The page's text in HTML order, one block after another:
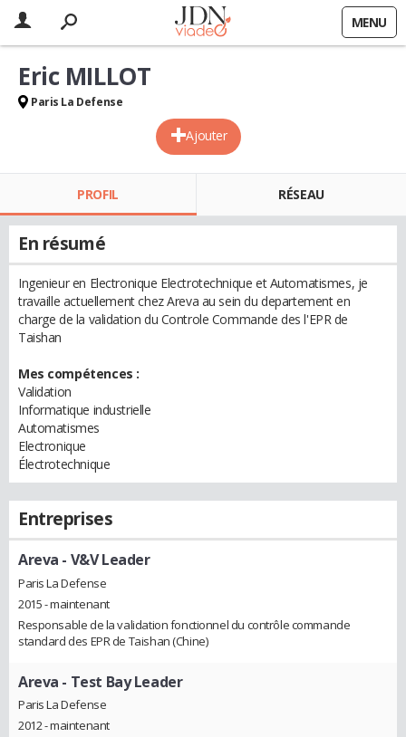
MENU
Ajouter
Eric MILLOT
Paris La Defense
PROFIL RÉSEAU
En résumé
Ingenieur en Electronique Electrotechnique et Automatismes, je
travaille actuellement chez Areva au sein du departement en
charge de la validation du Controle Commande des l'EPR de
Taishan
Mes compétences :
Validation
Informatique industrielle
Automatismes
Electronique
Électrotechnique
Entreprises
Areva - V&V Leader
Paris La Defense
2015 - maintenant
Responsable de la validation fonctionnel du contrôle commande
standard des EPR de Taishan (Chine)
Areva - Test Bay Leader
Paris La Defense
2012 - maintenant